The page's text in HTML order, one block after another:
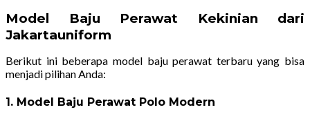
Model Baju Perawat Kekinian dari
Jakartauniform
Berikut ini beberapa model baju perawat terbaru yang bisa
menjadi pilihan Anda:
1. Model Baju Perawat Polo Modern